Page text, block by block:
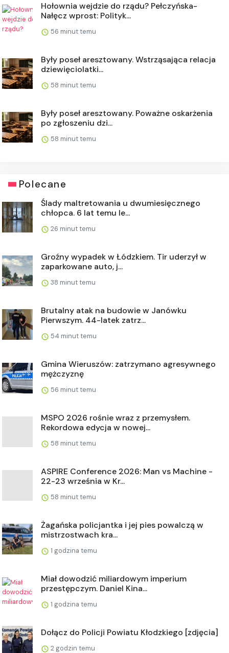
Hołownia wejdzie do rządu? Pełczyńska-
Nałęcz wprost: Polityk...
56 minut temu
Były poseł aresztowany. Wstrząsająca relacja
dziewięciolatki...
58 minut temu
Były poseł aresztowany. Poważne oskarżenia
po zgłoszeniu dzi...
58 minut temu
Polecane
Ślady maltretowania u dwumiesięcznego
chłopca. 6 lat temu le...
26 minut temu
Groźny wypadek w Łódzkiem. Tir uderzył w
zaparkowane auto, j...
38 minut temu
Brutalny atak na budowie w Janówku
Pierwszym. 44-latek zatrz...
54 minut temu
Gmina Wieruszów: zatrzymano agresywnego
mężczyznę
56 minut temu
MSPO 2026 rośnie wraz z przemysłem.
Rekordowa edycja w nowej...
58 minut temu
ASPIRE Conference 2026: Man vs Machine -
22-23 września w Kr...
58 minut temu
Żagańska policjantka i jej pies powalczą w
mistrzostwach kra...
1 godzina temu
Miał dowodzić miliardowym imperium
przestępczym. Daniel Kina...
1 godzina temu
Dołącz do Policji Powiatu Kłodzkiego [zdjęcia]
2 godzin temu